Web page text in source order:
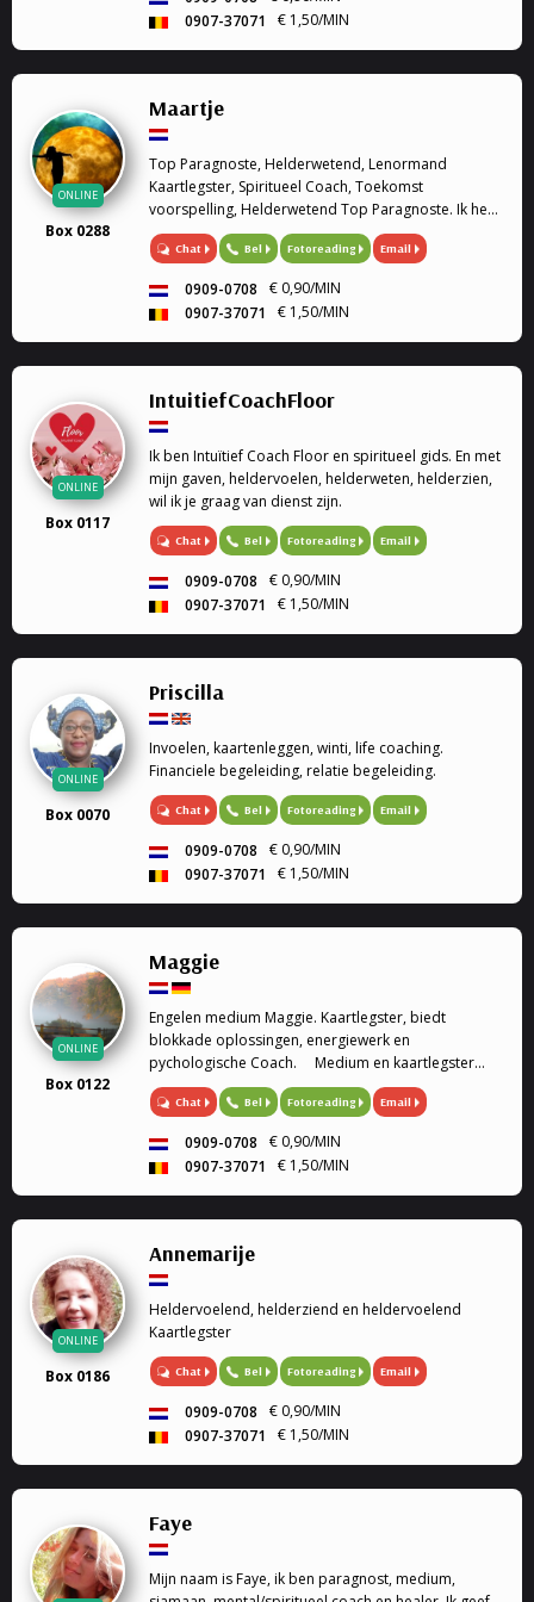
0907-37071
€ 1,50/MIN
ONLINE
Box 0288
Maartje
Top Paragnoste, Helderwetend, Lenormand
Kaartlegster, Spiritueel Coach, Toekomst
voorspelling, Helderwetend Top Paragnoste. Ik heb
al heel wat jaren ervaring op het gebied van het
paranormale. Geen vraag is mij te gek.
Chat Bel Fotoreading Email
0909-0708
€ 0,90/MIN
0907-37071
€ 1,50/MIN
ONLINE
Box 0117
IntuitiefCoachFloor
Ik ben Intuïtief Coach Floor en spiritueel gids. En met
mijn gaven, heldervoelen, helderweten, helderzien,
wil ik je graag van dienst zijn.
Chat Bel Fotoreading Email
0909-0708
€ 0,90/MIN
0907-37071
€ 1,50/MIN
ONLINE
Box 0070
Priscilla
Invoelen, kaartenleggen, winti, life coaching.
Financiele begeleiding, relatie begeleiding.
Chat Bel Fotoreading Email
0909-0708
€ 0,90/MIN
0907-37071
€ 1,50/MIN
ONLINE
Box 0122
Maggie
Engelen medium Maggie. Kaartlegster, biedt
blokkade oplossingen, energiewerk en
pychologische Coach. Medium en kaartlegster
Mijn gaven (heldervoelend, helderwetend,
helderruikend, energiewerk) zet ik graag in om
Chat Bel Fotoreading Email
0909-0708
€ 0,90/MIN
0907-37071
€ 1,50/MIN
ONLINE
Box 0186
Annemarije
Heldervoelend, helderziend en heldervoelend
Kaartlegster
Chat Bel Fotoreading Email
0909-0708
€ 0,90/MIN
0907-37071
€ 1,50/MIN
Faye
Mijn naam is Faye, ik ben paragnost, medium,